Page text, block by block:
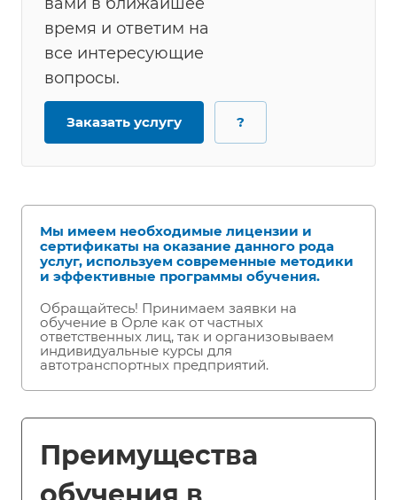
время и ответим на
все интересующие
вопросы.
Заказать услугу ?
Мы имеем необходимые лицензии и
сертификаты на оказание данного рода
услуг, используем современные методики
и эффективные программы обучения.
Обращайтесь! Принимаем заявки на
обучение в Орле как от частных
ответственных лиц, так и организовываем
индивидуальные курсы для
автотранспортных предприятий.
Преимущества